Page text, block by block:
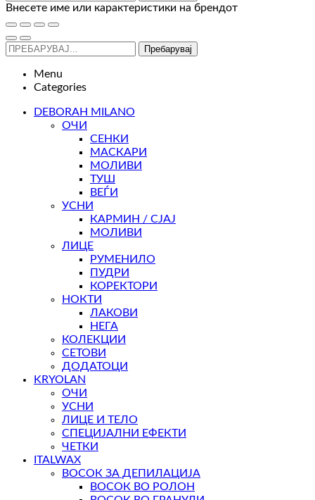
Внесете име или карактеристики на брендот
Пребарувај
Menu
Categories
DEBORAH MILANO
ОЧИ
СЕНКИ
МАСКАРИ
МОЛИВИ
ТУШ
ВЕЃИ
УСНИ
КАРМИН / СЈАЈ
МОЛИВИ
ЛИЦЕ
РУМЕНИЛО
ПУДРИ
КОРЕКТОРИ
НОКТИ
ЛАКОВИ
НЕГА
КОЛЕКЦИИ
СЕТОВИ
ДОДАТОЦИ
KRYOLAN
ОЧИ
УСНИ
ЛИЦЕ И ТЕЛО
СПЕЦИЈАЛНИ ЕФЕКТИ
ЧЕТКИ
ITALWAX
ВОСОК ЗА ДЕПИЛАЦИЈА
ВОСОК ВО РОЛОН